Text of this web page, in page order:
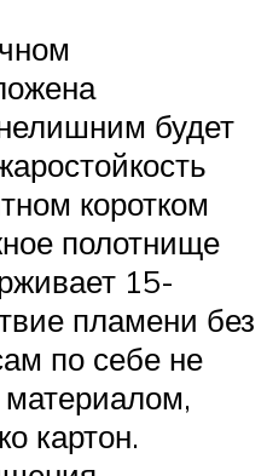
будет
коротком
полотнище
15-
пламени без
по себе не
картон.